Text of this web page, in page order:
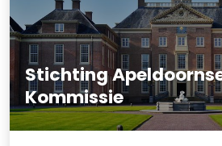
Stichting
Kommissie